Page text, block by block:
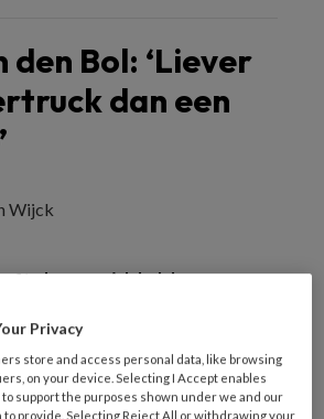
den Bol: ‘Liever
dan een
Wijck
de gemiddelde
twee. Maar wat
van den Bol uit Son en
beschikking heeft, is
Privacy
store and access personal data, like browsing
on your device. Selecting I Accept enables
support the purposes shown under we and our
provide. Selecting Reject All or withdrawing your